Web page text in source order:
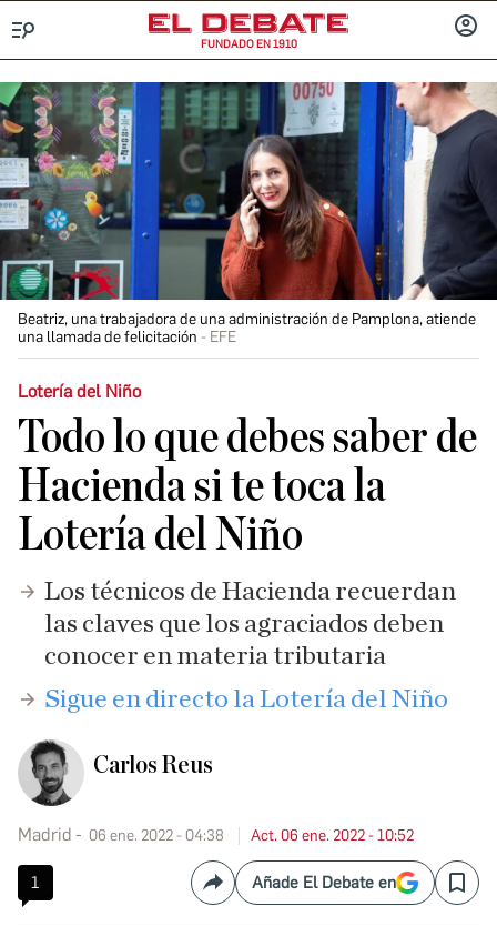
FUNDADO EN 1910
Beatriz, una trabajadora de una administración de Pamplona, atiende
una llamada de felicitación
EFE
Lotería del Niño
Todo lo que debes saber de
Hacienda si te toca la
Lotería del Niño
Los técnicos de Hacienda recuerdan
las claves que los agraciados deben
conocer en materia tributaria
Sigue en directo la Lotería del Niño
Carlos Reus
Madrid 06 ene. 2022 - 04:38 Act. 06 ene. 2022 - 10:52
1 CompartirAñade El Debate en Save